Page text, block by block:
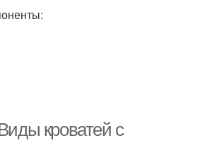
кроватей с